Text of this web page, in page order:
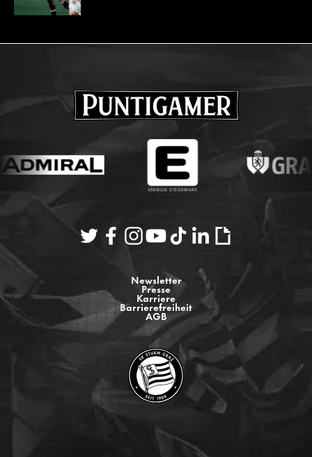
Newsletter
Presse
Karriere
Barrierefreiheit
AGB